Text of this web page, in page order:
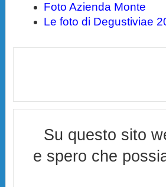
Foto Azienda Monte
Le foto di Degustiviae
Su questo sito
e spero che